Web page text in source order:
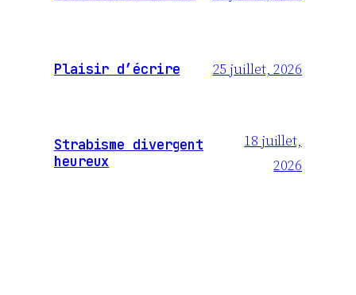
Plaisir d’écrire 25 juillet, 2026
Strabisme divergent
heureux
18 juillet,
2026